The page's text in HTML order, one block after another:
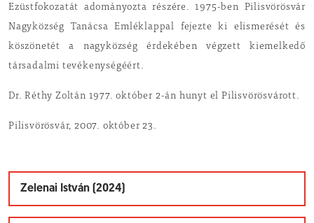
Ezüstfokozatát adományozta részére. 1975-ben Pilisvörösvár
Nagyközség Tanácsa Emléklappal fejezte ki elismerését és
köszönetét a nagyközség érdekében végzett kiemelkedő
társadalmi tevékenységéért.
Dr. Réthy Zoltán 1977. október 2-án hunyt el Pilisvörösvárott.
Pilisvörösvár, 2007. október 23.
Zelenai István (2024)